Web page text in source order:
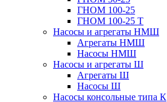
ГНОМ 100-25
ГНОМ 100-25 Т
Насосы и агрегаты НМШ
Агрегаты НМШ
Насосы НМШ
Насосы и агрегаты Ш
Агрегаты Ш
Насосы Ш
Насосы консольные типа К